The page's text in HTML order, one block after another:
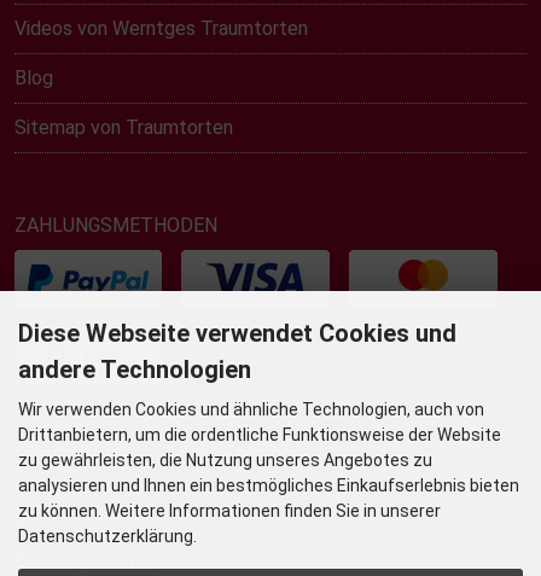
Videos von Werntges Traumtorten
Blog
Sitemap von Traumtorten
ZAHLUNGSMETHODEN
UNSER TORTENLADEN & BISTRO
Grafenstr. 36
45239 Essen-Werden
Öffnungszeiten
Diese Webseite verwendet Cookies und
andere Technologien
Wir verwenden Cookies und ähnliche Technologien, auch von
Drittanbietern, um die ordentliche Funktionsweise der Website
zu gewährleisten, die Nutzung unseres Angebotes zu
analysieren und Ihnen ein bestmögliches Einkaufserlebnis bieten
zu können. Weitere Informationen finden Sie in unserer
Datenschutzerklärung.